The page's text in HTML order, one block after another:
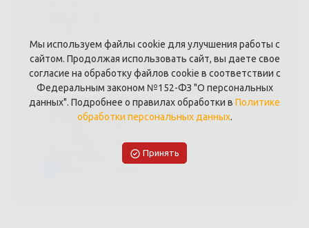
Документы
Политика обработки персональных данных
Публичная оферта
Контакты филиала
Обнинск,г. Обнинск, пр. Ленина д. 203
+7 (920) 613-5050
Мы используем файлы cookie для улучшения работы с
сайтом. Продолжая использовать сайт, вы даете свое
согласие на обработку файлов cookie в соответствии с
Федеральным законом №152-ФЗ "О персональных
данных". Подробнее о правилах обработки в Политике
обработки персональных данных.
Принять